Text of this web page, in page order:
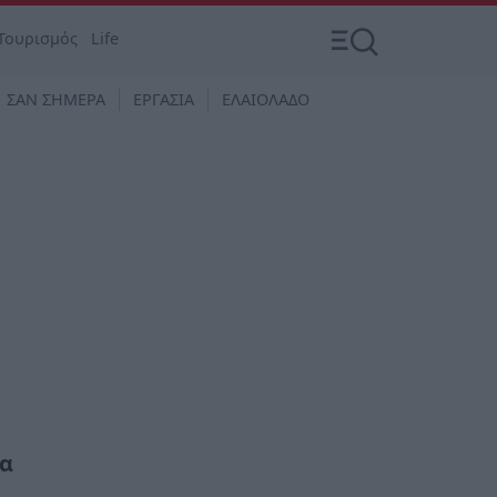
Life
ΣΑΝ ΣΗΜΕΡΑ ΕΡΓΑΣΙΑ ΕΛΑΙΟΛΑΔΟ